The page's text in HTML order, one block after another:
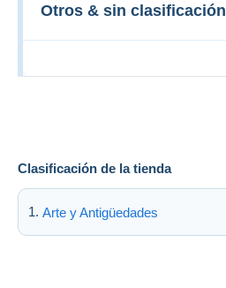
Clasificación de la tienda
Arte y Antigüedades
Otros & sin clasificación